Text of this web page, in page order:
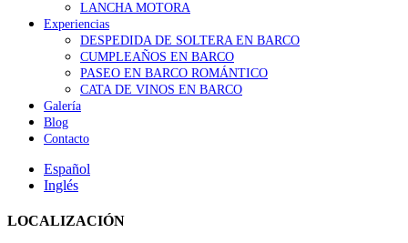
LANCHA MOTORA
Experiencias
DESPEDIDA DE SOLTERA EN BARCO
CUMPLEAÑOS EN BARCO
PASEO EN BARCO ROMÁNTICO
CATA DE VINOS EN BARCO
Galería
Blog
Contacto
Español
Inglés
LOCALIZACIÓN